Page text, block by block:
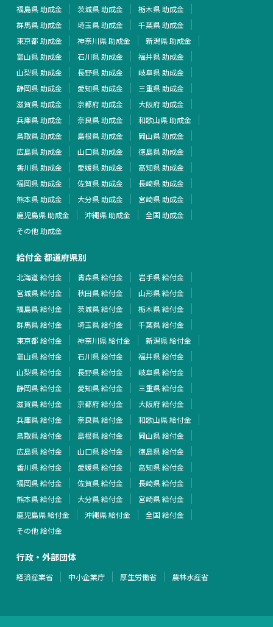
福島県 助成金
茨城県 助成金
栃木県 助成金
群馬県 助成金
埼玉県 助成金
千葉県 助成金
東京都 助成金
神奈川県 助成金
新潟県 助成金
富山県 助成金
石川県 助成金
福井県 助成金
山梨県 助成金
長野県 助成金
岐阜県 助成金
静岡県 助成金
愛知県 助成金
三重県 助成金
滋賀県 助成金
京都府 助成金
大阪府 助成金
兵庫県 助成金
奈良県 助成金
和歌山県 助成金
鳥取県 助成金
島根県 助成金
岡山県 助成金
広島県 助成金
山口県 助成金
徳島県 助成金
香川県 助成金
愛媛県 助成金
高知県 助成金
福岡県 助成金
佐賀県 助成金
長崎県 助成金
熊本県 助成金
大分県 助成金
宮崎県 助成金
鹿児島県 助成金
沖縄県 助成金
全国 助成金
その他 助成金
給付金 都道府県別
北海道 給付金 青森県 給付金
岩手県 給付金
宮城県 給付金
秋田県 給付金
山形県 給付金
福島県 給付金
茨城県 給付金
栃木県 給付金
群馬県 給付金
埼玉県 給付金
千葉県 給付金
東京都 給付金
神奈川県 給付金
新潟県 給付金
富山県 給付金
石川県 給付金
福井県 給付金
山梨県 給付金
長野県 給付金
岐阜県 給付金
静岡県 給付金
愛知県 給付金
三重県 給付金
滋賀県 給付金
京都府 給付金
大阪府 給付金
兵庫県 給付金
奈良県 給付金
和歌山県 給付金
鳥取県 給付金
島根県 給付金
岡山県 給付金
広島県 給付金
山口県 給付金
徳島県 給付金
香川県 給付金
愛媛県 給付金
高知県 給付金
福岡県 給付金
佐賀県 給付金
長崎県 給付金
熊本県 給付金
大分県 給付金
宮崎県 給付金
鹿児島県 給付金
沖縄県 給付金
全国 給付金
その他 給付金
行政・外部団体
経済産業省 中小企業庁 厚生労働省 農林水産省